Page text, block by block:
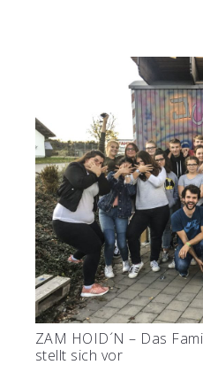
ZAM HOID´N – Das
stellt sich vor